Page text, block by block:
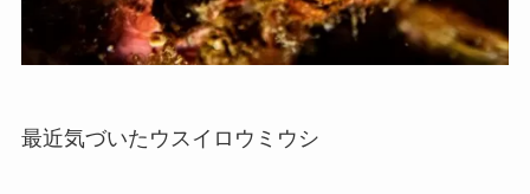
最近気づいたウスイロウミウシ